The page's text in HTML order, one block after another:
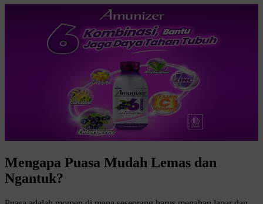
Mengapa Puasa Mudah Lemas dan
Ngantuk?